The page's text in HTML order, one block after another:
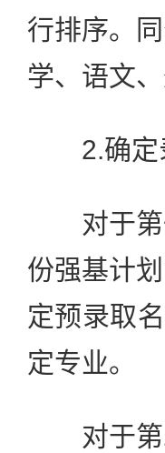
行排序。
学、语文
2.确定
对于第
份强基计
定预录取
定专业。
对于第